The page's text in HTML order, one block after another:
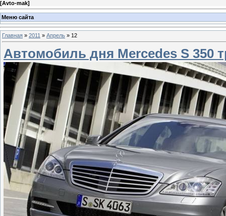
[Avto-mak]
Меню сайта
Главная » 2011 » Апрель » 12
Автомобиль дня Mercedes S 350